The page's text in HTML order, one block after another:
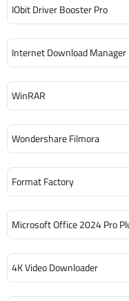
IObit Driver Booster Pro
Internet Download Manager
WinRAR
Wondershare Filmora
Format Factory
Microsoft Office 2024 Pro
4K Video Downloader